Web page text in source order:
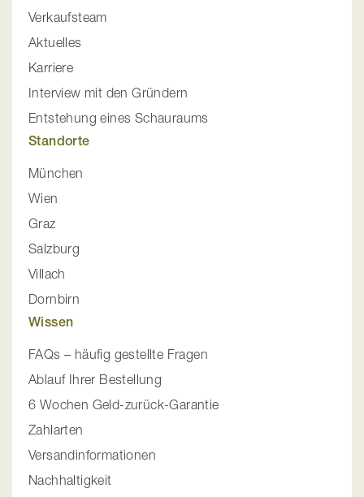
Verkaufsteam
Aktuelles
Karriere
Interview mit den Gründern
Entstehung eines Schauraums
Standorte
München
Wien
Graz
Salzburg
Villach
Dornbirn
Wissen
FAQs – häufig gestellte Fragen
Ablauf Ihrer Bestellung
6 Wochen Geld-zurück-Garantie
Zahlarten
Versandinformationen
Nachhaltigkeit